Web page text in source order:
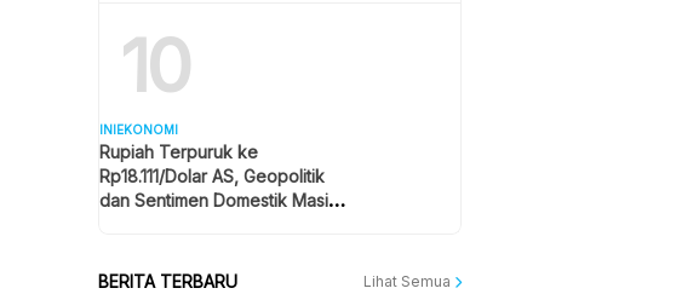
10
INIEKONOMI
Rupiah Terpuruk ke
Rp18.111/Dolar AS, Geopolitik
dan Sentimen Domestik Masih
BERITA TERBARU Lihat Semua